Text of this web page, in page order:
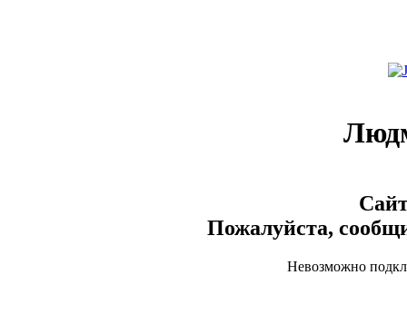
Пожалуйста,
Невозможно